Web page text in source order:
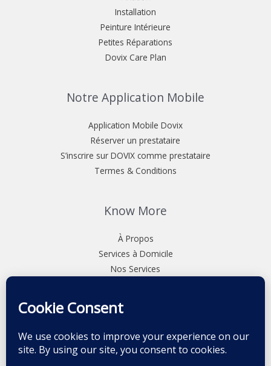
Installation
Peinture Intérieure
Petites Réparations
Dovix Care Plan
Notre Application Mobile
Application Mobile Dovix
Réserver un prestataire
S’inscrire sur DOVIX comme prestataire
Termes & Conditions
Know More
À Propos
Services à Domicile
Nos Services